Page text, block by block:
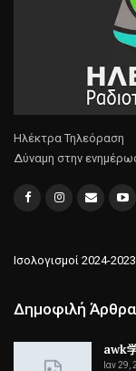
Ηλέκτρα Τηλεόραση
Δύναμη στην
Ισολογισμοί 2024-
Δημοφιλή Άρθρα
awk
Ιαν 29,